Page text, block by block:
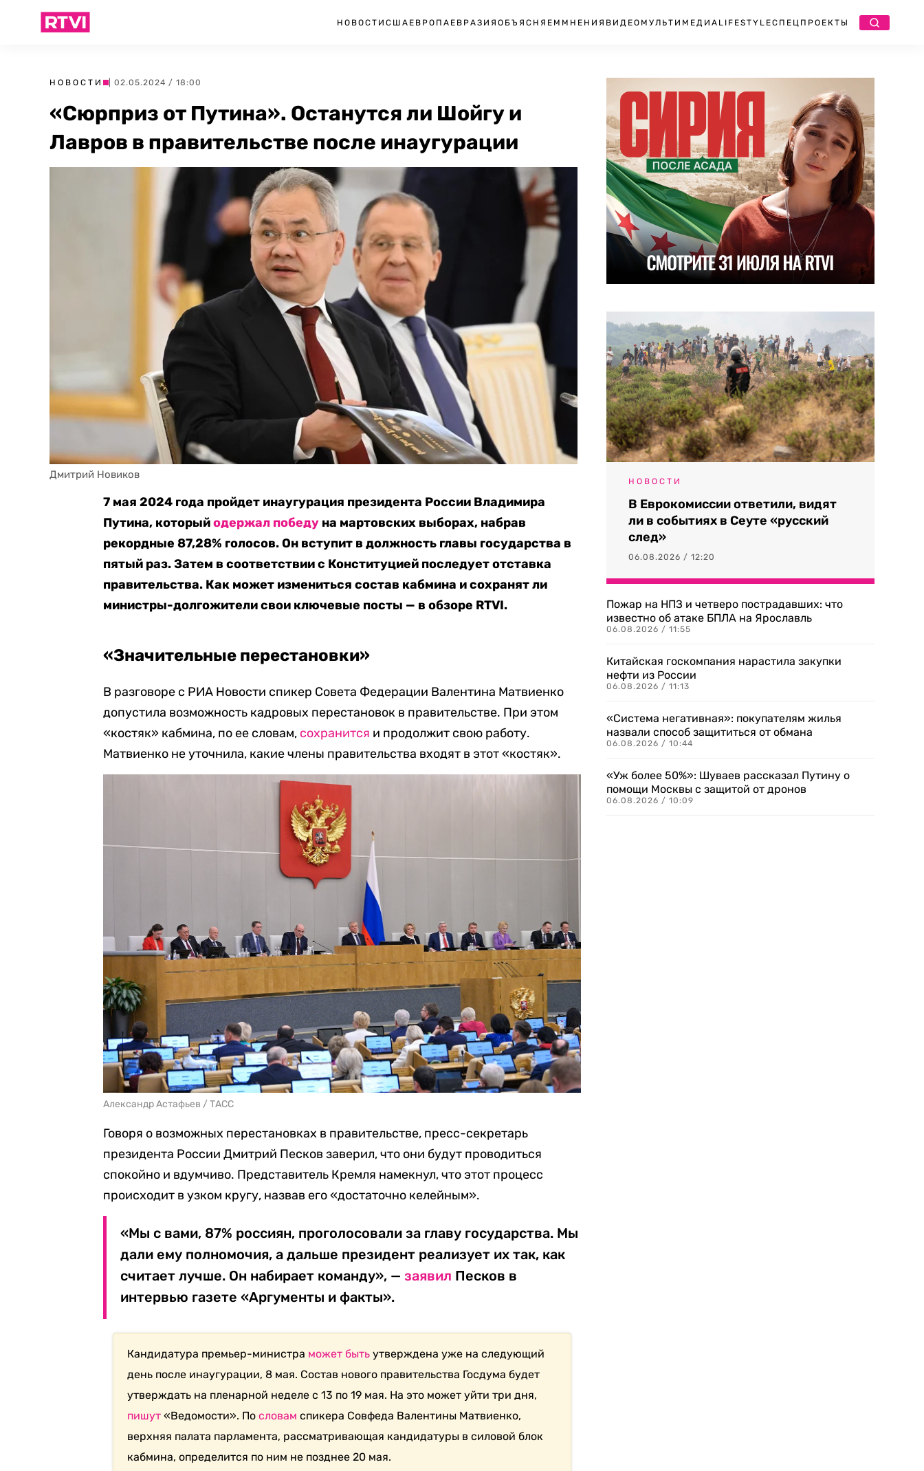
НОВОСТИ США ЕВРОПА ЕВРАЗИЯ ОБЪЯСНЯЕМ МНЕНИЯ ВИДЕО МУЛЬТИМЕДИА LIFESTYLEСПЕЦПРОЕКТЫ
НОВОСТИ | 02.05.2024 / 18:00
«Сюрприз от Путина». Останутся ли Шойгу и
Лавров в правительстве после инаугурации
Дмитрий Новиков
7 мая 2024 года пройдет инаугурация президента России Владимира
Путина, которыйодержал победу на мартовских выборах, набрав
рекордные 87,28% голосов. Он вступит в должность главы государства в
пятый раз. Затем в соответствии с Конституцией последует отставка
правительства. Как может измениться состав кабмина и сохранят ли
министры-долгожители свои ключевые посты — в обзоре RTVI.
«Значительные перестановки»
В разговоре с РИА Новости спикер Совета Федерации Валентина Матвиенко
допустила возможность кадровых перестановок в правительстве. При этом
«костяк» кабмина, по ее словам, сохранится и продолжит свою работу.
Матвиенко не уточнила, какие члены правительства входят в этот «костяк».
Александр Астафьев / ТАСС
Говоря о возможных перестановках в правительстве, пресс-секретарь
президента России Дмитрий Песков заверил, что они будут проводиться
спокойно и вдумчиво. Представитель Кремля намекнул, что этот процесс
происходит в узком кругу, назвав его «достаточно келейным».
«Мы с вами, 87% россиян, проголосовали за главу государства. Мы
дали ему полномочия, а дальше президент реализует их так, как
считает лучше. Он набирает команду», — заявил Песков в
интервью газете «Аргументы и факты».
Кандидатура премьер-министра может бытьутверждена уже на следующий
день после инаугурации, 8 мая. Состав нового правительства Госдума будет
утверждать на пленарной неделе с 13 по 19 мая. На это может уйти три дня,
пишут«Ведомости». По словам спикера Совфеда Валентины Матвиенко,
верхняя палата парламента, рассматривающая кандидатуры в силовой блок
кабмина, определится по ним не позднее 20 мая.
НОВОСТИ
В Еврокомиссии ответили, видят
ли в событиях в Сеуте «русский
след»
06.08.2026 / 12:20
Пожар на НПЗ и четверо пострадавших: что
известно об атаке БПЛА на Ярославль
06.08.2026 / 11:55
Китайская госкомпания нарастила закупки
нефти из России
06.08.2026 / 11:13
«Система негативная»: покупателям жилья
назвали способ защититься от обмана
06.08.2026 / 10:44
«Уж более 50%»: Шуваев рассказал Путину о
помощи Москвы с защитой от дронов
06.08.2026 / 10:09